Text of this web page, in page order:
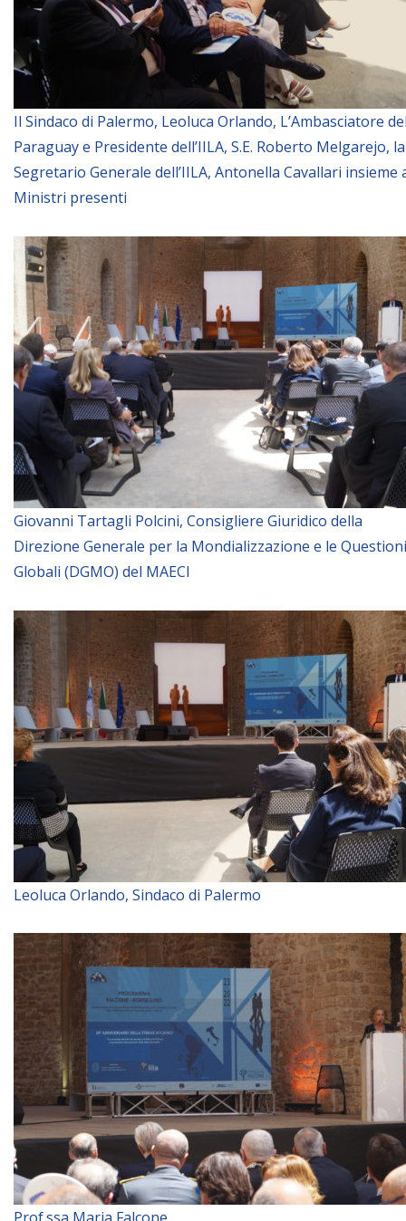
Il Sindaco di Palermo, Leoluca Orlando, L’Ambasciatore
Paraguay e Presidente dell’IILA, S.E. Roberto Melgarejo, la
Segretario Generale dell’IILA, Antonella Cavallari insieme
Ministri presenti
Giovanni Tartagli Polcini, Consigliere Giuridico della
Direzione Generale per la Mondializzazione e le Questioni
Globali (DGMO) del MAECI
Leoluca Orlando, Sindaco di Palermo